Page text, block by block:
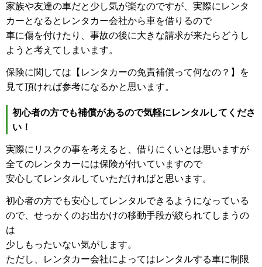
家族や友達の車だと少し気が楽なのですが、実際にレンタ
カーとなるとレンタカー会社から車を借りるので
車に傷を付けたり、事故の後に大きな請求が来たらどうし
ようと考えてしまいます。
保険に関しては 【レンタカーの免責補償って何なの？】
を
見て頂ければ参考になるかと思います。
初心者の方でも補償があるので気軽にレンタルしてくださ
い！
実際にリスクの事を考えると、借りにくいとは思いますが
全てのレンタカーには保険が付いていますので
安心してレンタルしていただければと思います。
初心者の方でも安心してレンタルできるようになっている
ので、せっかくのお出かけの移動手段が絞られてしまうの
は
少しもったいない気がします。
ただし、レンタカー会社によってはレンタルする車に制限